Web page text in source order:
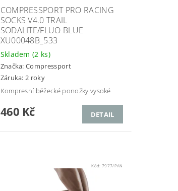
COMPRESSPORT PRO RACING
SOCKS V4.0 TRAIL
SODALITE/FLUO BLUE
XU00048B_533
Skladem(2 ks)
Značka:Compressport
Záruka: 2 roky
Kompresní běžecké ponožky vysoké
460 Kč DETAIL
Kód:7977/PAN